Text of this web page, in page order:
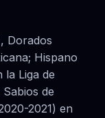
Dorados
Hispano
la Liga de
de
2021) en